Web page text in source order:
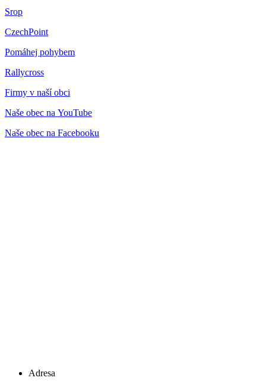
Srop
CzechPoint
Pomáhej pohybem
Rallycross
Firmy v naší obci
Naše obec na YouTube
Naše obec na Facebooku
Adresa